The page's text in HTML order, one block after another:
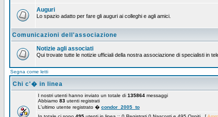
Auguri
Lo spazio adatto per fare gli auguri ai colleghi e agli amici.
Comunicazioni dell'associazione
Notizie agli associati
Qui trovate tutte le notizie ufficiali della nostra associazione di specialisti in
Segna come letti
Chi c'� in linea
I nostri utenti hanno inviato un totale di 135864 messaggi
Abbiamo 83 utenti registrati
L'ultimo utente registrato � condor_2005_to